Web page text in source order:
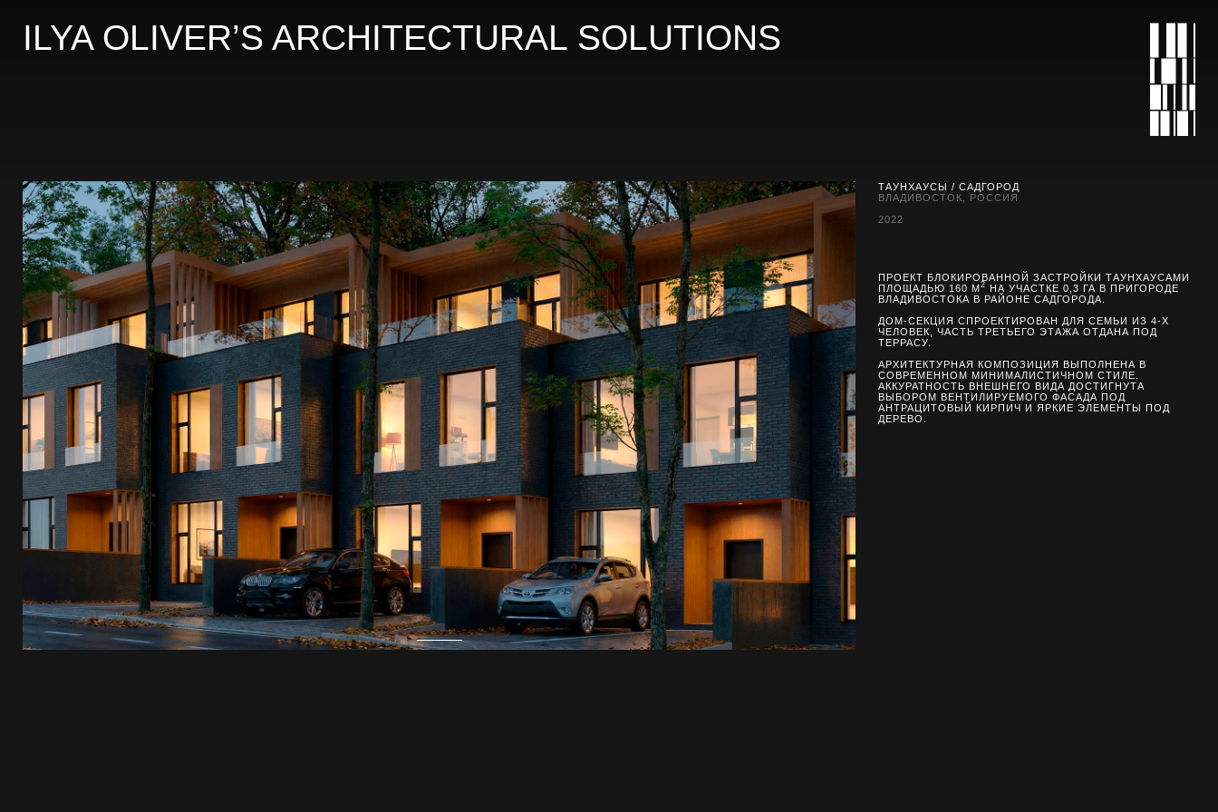
ILYA OLIVER’S ARCHITECTURAL SOLUTIONS
ТАУНХАУСЫ / САДГОРОД
ВЛАДИВОСТОК, РОССИЯ
2022
ПРОЕКТ БЛОКИРОВАННОЙ ЗАСТРОЙКИ ТАУНХАУСАМИ
ПЛОЩАДЬЮ 160 М2 НА УЧАСТКЕ 0,3 ГА В ПРИГОРОДЕ
ВЛАДИВОСТОКА В РАЙОНЕ САДГОРОДА.
ДОМ-СЕКЦИЯ СПРОЕКТИРОВАН ДЛЯ СЕМЬИ ИЗ 4-Х
ЧЕЛОВЕК, ЧАСТЬ ТРЕТЬЕГО ЭТАЖА ОТДАНА ПОД
ТЕРРАСУ.
АРХИТЕКТУРНАЯ КОМПОЗИЦИЯ ВЫПОЛНЕНА В
СОВРЕМЕННОМ МИНИМАЛИСТИЧНОМ СТИЛЕ.
АККУРАТНОСТЬ ВНЕШНЕГО ВИДА ДОСТИГНУТА
ВЫБОРОМ ВЕНТИЛИРУЕМОГО ФАСАДА ПОД
АНТРАЦИТОВЫЙ КИРПИЧ И ЯРКИЕ ЭЛЕМЕНТЫ ПОД
ДЕРЕВО.